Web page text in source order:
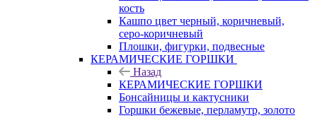
кость
Кашпо цвет черный, коричневый,
серо-коричневый
Плошки, фигурки, подвесные
КЕРАМИЧЕСКИЕ ГОРШКИ
Назад
КЕРАМИЧЕСКИЕ ГОРШКИ
Бонсайницы и кактусники
Горшки бежевые, перламутр, золото